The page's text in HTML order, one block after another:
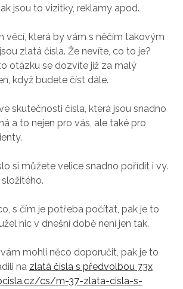
jsou to vizitky, reklamy apod.
věcí, která by vám s něčím takovým
zlatá čísla. Že nevíte, co to je?
otázku se dozvíte již za malý
když budete číst dále.
skutečnosti čísla, která jsou snadno
a to nejen pro vás, ale také pro
si můžete velice snadno pořídit i vy.
s čím je potřeba počítat, pak je to
nic v dnešní době není jen tak.
mohli něco doporučit, pak je to
na zlatá čísla s předvolbou 73x
cs/m-37-zlata-cisla-s-